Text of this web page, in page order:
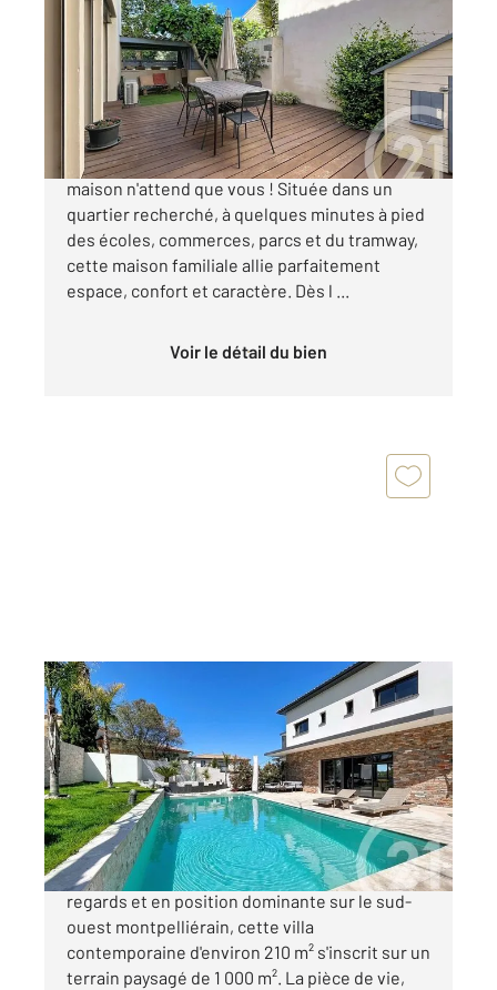
Ref : 39782
Maison à vendre
585 000 €
Amateurs de charme et d'authenticité, cette
maison n'attend que vous ! Située dans un
quartier recherché, à quelques minutes à pied
des écoles, commerces, parcs et du tramway,
cette maison familiale allie parfaitement
espace, confort et caractère. Dès l ...
Voir le détail du bien
ST JEAN DE VEDAS 34
208,10 m2, 6 pièces
Ref : 40940
Maison à vendre
1 375 000 €
Dans un environnement préservé, à l'abri des
regards et en position dominante sur le sud-
ouest montpelliérain, cette villa
contemporaine d'environ 210 m² s'inscrit sur un
terrain paysagé de 1 000 m². La pièce de vie,